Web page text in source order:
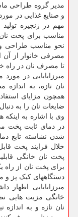
مدیر گروه طراحی
و صنایع غذایی در
مهم در زنجیره
مناسب برای پخت
نحو مناسب طراحی و
مصرفی خانوار از آن
تا مصرف نان در راه
میرزابابایی در مورد
نان تازه، به
همچون مزایای
ضایعات نان را به
وی با اشاره به
در دمای ثابت پخت می
شدن نشاسته تابع
خلال فرایند پخت
پخت نان خانگی
برای پخت نان از
دستگاههای کیک پز و
میرزابابایی
خانگی مزیت هایی
نان تازه و به اندازه